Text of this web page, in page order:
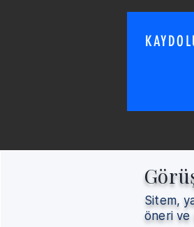
Sitem,
öneri ve